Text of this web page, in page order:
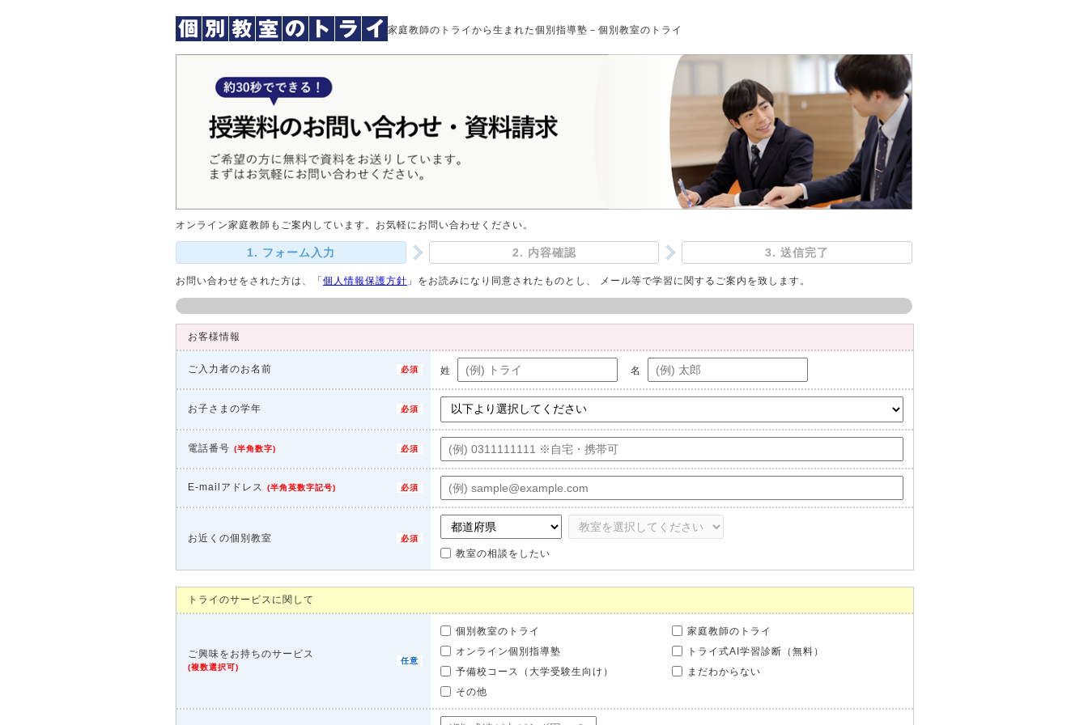
家庭教師のトライから生まれた個別指導塾－個別教室のトライ
オンライン家庭教師もご案内しています。お気軽にお問い合わせください。
1. フォーム入力 2. 内容確認 3. 送信完了
お問い合わせをされた方は、「個人情報保護方針 」をお読みになり同意されたものとし、 メール等で学習に関するご案内を致します。
お客様情報
ご入力者のお名前 姓 名
お子さまの学年
電話番号 (半角数字)
E-mailアドレス (半角英数字記号)
お近くの個別教室
教室の相談をしたい
トライのサービスに関して
ご興味をお持ちのサービス
(複数選択可)
個別教室のトライ
家庭教師のトライ
オンライン個別指導塾
トライ式AI学習診断（無料）
予備校コース（大学受験生向け）
まだわからない
その他